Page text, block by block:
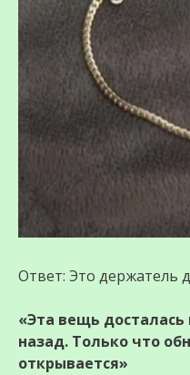
Ответ: Это держатель
«Эта вещь досталась
назад. Только что
открывается»